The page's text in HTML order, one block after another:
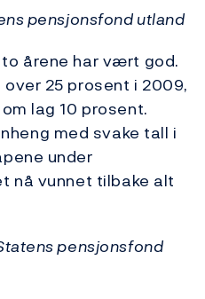
pensjonsfond utland
årene har vært god.
25 prosent i 2009,
lag 10 prosent.
med svake tall i
under
nå vunnet tilbake alt
pensjonsfond